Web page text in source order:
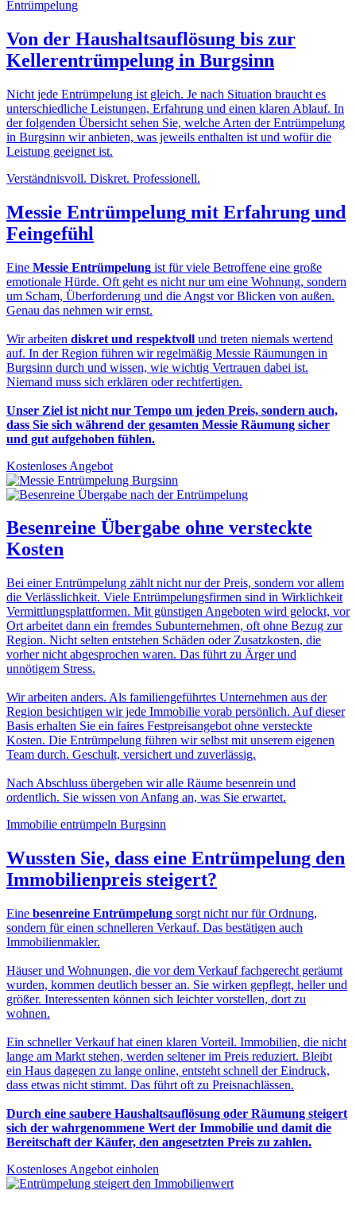
Von der Haushaltsauflösung bis zur
Kellerentrümpelung in Burgsinn
Nicht jede Entrümpelung ist gleich. Je nach Situation braucht es
unterschiedliche Leistungen, Erfahrung und einen klaren Ablauf. In
der folgenden Übersicht sehen Sie, welche Arten der Entrümpelung
in Burgsinn wir anbieten, was jeweils enthalten ist und wofür die
Leistung geeignet ist.
Verständnisvoll. Diskret. Professionell.
Messie Entrümpelung mit Erfahrung und
Feingefühl
Eine Messie Entrümpelung ist für viele Betroffene eine große
emotionale Hürde. Oft geht es nicht nur um eine Wohnung, sondern
um Scham, Überforderung und die Angst vor Blicken von außen.
Genau das nehmen wir ernst.
Wir arbeiten diskret und respektvoll und treten niemals wertend
auf. In der Region führen wir regelmäßig Messie Räumungen in
Burgsinn durch und wissen, wie wichtig Vertrauen dabei ist.
Niemand muss sich erklären oder rechtfertigen.
Unser Ziel ist nicht nur Tempo um jeden Preis, sondern auch,
dass Sie sich während der gesamten Messie Räumung sicher
und gut aufgehoben fühlen.
Kostenloses Angebot
Besenreine Übergabe ohne versteckte
Kosten
Bei einer Entrümpelung zählt nicht nur der Preis, sondern vor allem
die Verlässlichkeit. Viele Entrümpelungsfirmen sind in Wirklichkeit
Vermittlungsplattformen. Mit günstigen Angeboten wird gelockt, vor
Ort arbeitet dann ein fremdes Subunternehmen, oft ohne Bezug zur
Region. Nicht selten entstehen Schäden oder Zusatzkosten, die
vorher nicht abgesprochen waren. Das führt zu Ärger und
unnötigem Stress.
Wir arbeiten anders. Als familiengeführtes Unternehmen aus der
Region besichtigen wir jede Immobilie vorab persönlich. Auf dieser
Basis erhalten Sie ein faires Festpreisangebot ohne versteckte
Kosten. Die Entrümpelung führen wir selbst mit unserem eigenen
Team durch. Geschult, versichert und zuverlässig.
Nach Abschluss übergeben wir alle Räume besenrein und
ordentlich. Sie wissen von Anfang an, was Sie erwartet.
Immobilie entrümpeln Burgsinn
Wussten Sie, dass eine Entrümpelung den
Immobilienpreis steigert?
Eine besenreine Entrümpelung sorgt nicht nur für Ordnung,
sondern für einen schnelleren Verkauf. Das bestätigen auch
Immobilienmakler.
Häuser und Wohnungen, die vor dem Verkauf fachgerecht geräumt
wurden, kommen deutlich besser an. Sie wirken gepflegt, heller und
größer. Interessenten können sich leichter vorstellen, dort zu
wohnen.
Ein schneller Verkauf hat einen klaren Vorteil. Immobilien, die nicht
lange am Markt stehen, werden seltener im Preis reduziert. Bleibt
ein Haus dagegen zu lange online, entsteht schnell der Eindruck,
dass etwas nicht stimmt. Das führt oft zu Preisnachlässen.
Durch eine saubere Haushaltsauflösung oder Räumung steigert
sich der wahrgenommene Wert der Immobilie und damit die
Bereitschaft der Käufer, den angesetzten Preis zu zahlen.
Kostenloses Angebot einholen